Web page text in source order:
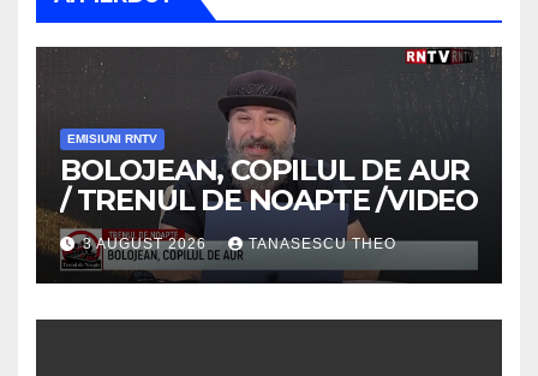
EMISIUNI RNTV
BOLOJEAN, COPILUL DE AUR
/ TRENUL DE NOAPTE /VIDEO
3 AUGUST 2026 TANASESCU THEO